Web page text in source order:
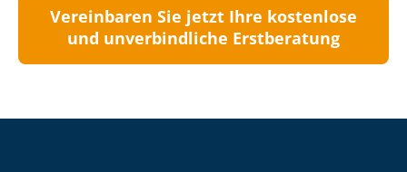
Vereinbaren Sie jetzt Ihre kostenlose
und unverbindliche Erstberatung